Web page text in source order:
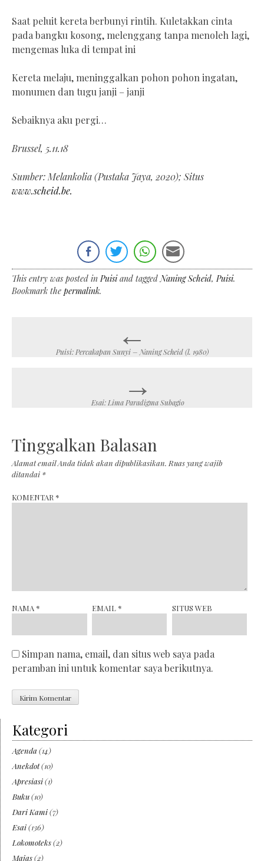
Saat peluit kereta berbunyi rintih. Kuletakkan cinta
pada bangku kosong, melenggang tanpa menoleh lagi,
mengemas luka di tempat ini
Kereta melaju, meninggalkan pohon pohon ingatan,
monumen dan tugu janji – janji
Sebaiknya aku pergi…
Brussel, 5.11.18
Sumber: Melankolia (Pustaka Jaya, 2020); Situs
www.scheid.be.
This entry was posted inPuisiand taggedNaning Scheid,Puisi.
Bookmark the permalink.
navigation
←
Puisi: Percakapan Sunyi – Naning Scheid (l. 1980)
→
Esai: Lima Paradigma Subagio
Tinggalkan Balasan
Alamat email Anda tidak akan dipublikasikan. Ruas yang wajib
ditandai *
KOMENTAR *
NAMA * EMAIL * SITUS WEB
Simpan nama, email, dan situs web saya pada
peramban ini untuk komentar saya berikutnya.
Kategori
Agenda (14)
Anekdot(10)
Apresiasi(1)
Buku(10)
Dari Kami(7)
Esai(136)
Lokomoteks(2)
Majas(2)